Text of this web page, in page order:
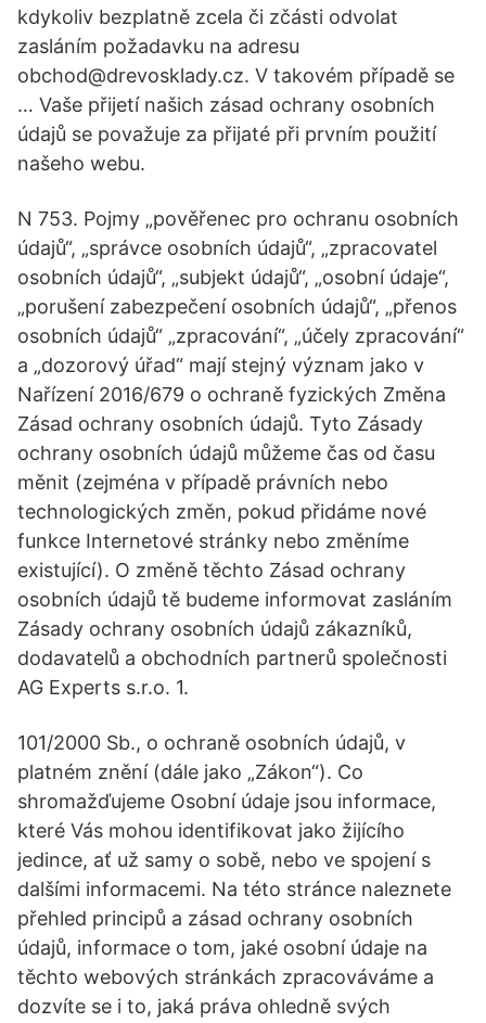
kdykoliv bezplatně zcela či zčásti odvolat
zasláním požadavku na adresu
obchod@drevosklady.cz. V takovém případě se
… Vaše přijetí našich zásad ochrany osobních
údajů se považuje za přijaté při prvním použití
našeho webu.
N 753. Pojmy „pověřenec pro ochranu osobních
údajů“, „správce osobních údajů“, „zpracovatel
osobních údajů“, „subjekt údajů“, „osobní údaje“,
„porušení zabezpečení osobních údajů“, „přenos
osobních údajů“ „zpracování“, „účely zpracování“
a „dozorový úřad“ mají stejný význam jako v
Nařízení 2016/679 o ochraně fyzických Změna
Zásad ochrany osobních údajů. Tyto Zásady
ochrany osobních údajů můžeme čas od času
měnit (zejména v případě právních nebo
technologických změn, pokud přidáme nové
funkce Internetové stránky nebo změníme
existující). O změně těchto Zásad ochrany
osobních údajů tě budeme informovat zasláním
Zásady ochrany osobních údajů zákazníků,
dodavatelů a obchodních partnerů společnosti
AG Experts s.r.o. 1.
101/2000 Sb., o ochraně osobních údajů, v
platném znění (dále jako „Zákon“). Co
shromažďujeme Osobní údaje jsou informace,
které Vás mohou identifikovat jako žijícího
jedince, ať už samy o sobě, nebo ve spojení s
dalšími informacemi. Na této stránce naleznete
přehled principů a zásad ochrany osobních
údajů, informace o tom, jaké osobní údaje na
těchto webových stránkách zpracováváme a
dozvíte se i to, jaká práva ohledně svých